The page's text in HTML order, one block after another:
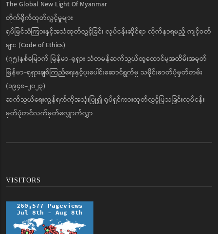
The Global New Light Of Myanmar
တိုက်ရိုက်ထုတ်လွှင့်မှုများ
ရုပ်မြင်သံကြားနှင့်အသံထုတ်လွှင့်ခြင်း လုပ်ငန်းဆိုင်ရာ လိုက်နာရမည့် ကျင့်ဝတ်
များ (Code of Ethics)
(၇၅)နှစ်မြောက် မြန်မာ-ရုရှား သံတမန်ဆက်သွယ်ထူထောင်မှုအထိမ်းအမှတ်
မြန်မာ-ရုရှားချစ်ကြည်ရေးနှင့်ပူးပေါင်းဆောင်ရွက်မှု သမိုင်းဓာတ်ပုံမှတ်တမ်း
(၁၉၄၈-၂၀၂၃)
ဆက်သွယ်ရေးကွန်ရက်ကိုအသုံးပြု၍ ရုပ်ရှင်ကားထုတ်လွှင့်ပြသခြင်းလုပ်ငန်း
မှတ်ပုံတင်လက်မှတ်လျှောက်လွှာ
VISITORS